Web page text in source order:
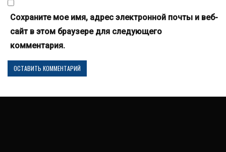
Сохраните мое имя, адрес электронной почты и веб-
сайт в этом браузере для следующего
комментария.